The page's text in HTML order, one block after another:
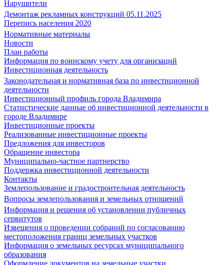
Нарушители
Демонтаж рекламных конструкций 05.11.2025
Перепись населения 2020
Нормативные материалы
Новости
План работы
Информация по воинскому учету для организаций
Инвестиционная деятельность
Законодательная и нормативная база по инвестиционной
деятельности
Инвестиционный профиль города Владимира
Статистические данные об инвестиционной деятельности в
городе Владимире
Инвестиционные проекты
Реализованные инвестиционные проекты
Предложения для инвесторов
Обращение инвестора
Муниципально-частное партнерство
Поддержка инвестиционной деятельности
Контакты
Землепользование и градостроительная деятельность
Вопросы землепользования и земельных отношений
Информация и решения об установлении публичных
сервитутов
Извещения о проведении собраний по согласованию
местоположения границ земельных участков
Информация о земельных ресурсах муниципального
образования
Оформление документов на земельные участки